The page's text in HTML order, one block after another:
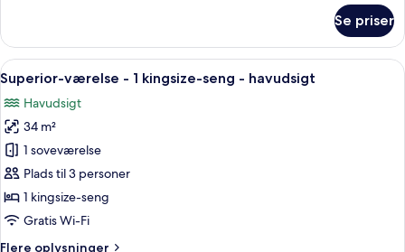
suite
1
kingsize-
seng
havudsigt
Se priser
Indlæs
alle
billeder
af
Superior-
værelse
-
1
Et hotelværelse med seng,
6
Superior-værelse - 1 kingsize-seng - havudsigt
Havudsigt
34 m²
1 soveværelse
Plads til 3 personer
1 kingsize-seng
Gratis Wi-Fi
Flere oplysninger
Flere